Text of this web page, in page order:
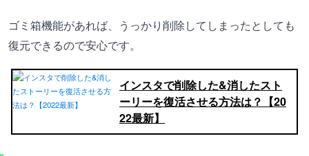
ゴミ箱機能があれば、うっかり削除してしまったとしても
復元できるので安心です。
インスタで削除した&消したスト
ーリーを復活させる方法は？【20
22最新】